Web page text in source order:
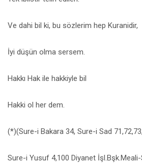
Ve dahi bil ki, bu sözlerim hep Kuranidir,
İyi düşün olma sersem.
Hakkı Hak ile hakkiyle bil
Hakki ol her dem.
(*)(Sure-i Bakara 34, Sure-i Sad
Sure-i Yusuf 4,100 Diyanet